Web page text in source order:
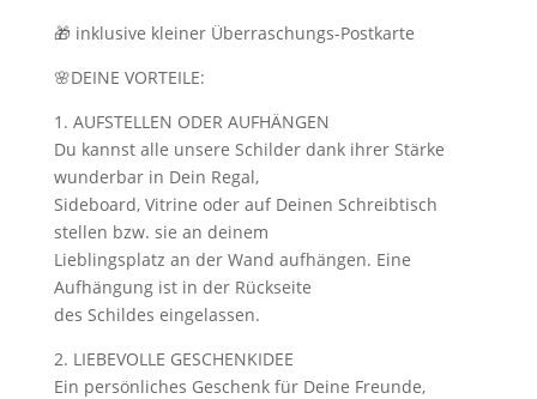
🎁 inklusive kleiner Überraschungs-Postkarte
🌸DEINE VORTEILE:
1. AUFSTELLEN ODER AUFHÄNGEN
Du kannst alle unsere Schilder dank ihrer Stärke
wunderbar in Dein Regal,
Sideboard, Vitrine oder auf Deinen Schreibtisch
stellen bzw. sie an deinem
Lieblingsplatz an der Wand aufhängen. Eine
Aufhängung ist in der Rückseite
des Schildes eingelassen.
2. LIEBEVOLLE GESCHENKIDEE
Ein persönliches Geschenk für Deine Freunde,